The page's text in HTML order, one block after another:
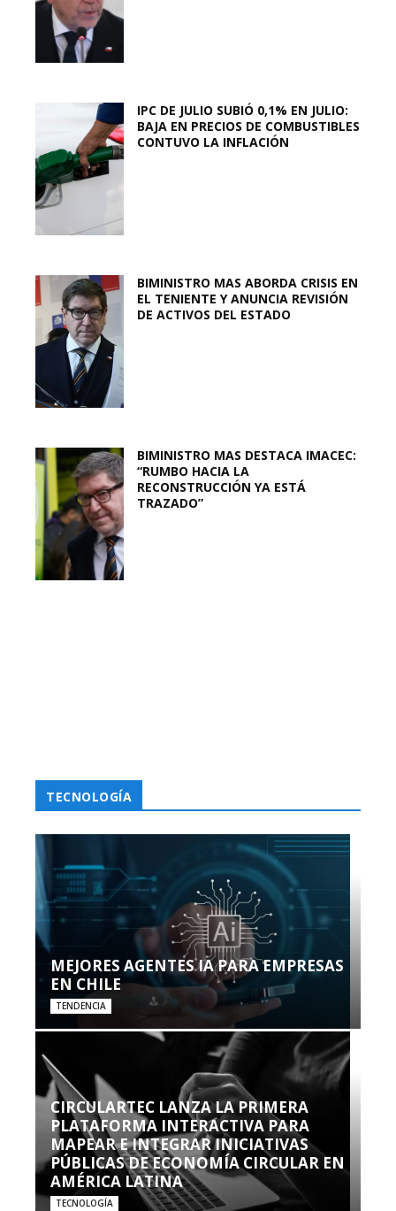
IPC DE JULIO SUBIÓ 0,1% EN JULIO:
BAJA EN PRECIOS DE COMBUSTIBLES
CONTUVO LA INFLACIÓN
BIMINISTRO MAS ABORDA CRISIS EN
EL TENIENTE Y ANUNCIA REVISIÓN
DE ACTIVOS DEL ESTADO
BIMINISTRO MAS DESTACA IMACEC:
“RUMBO HACIA LA
RECONSTRUCCIÓN YA ESTÁ
TRAZADO”
TECNOLOGÍA
MEJORES AGENTES IA PARA EMPRESAS
EN CHILE
TENDENCIA
CIRCULARTEC LANZA LA PRIMERA
PLATAFORMA INTERACTIVA PARA
MAPEAR E INTEGRAR INICIATIVAS
PÚBLICAS DE ECONOMÍA CIRCULAR EN
AMÉRICA LATINA
TECNOLOGÍA